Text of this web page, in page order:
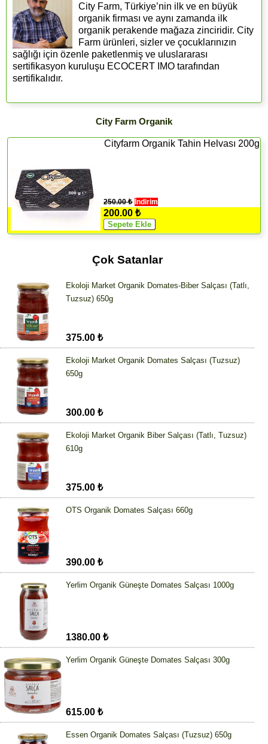
City Farm, Türkiye’nin ilk ve en büyük
organik firması ve aynı zamanda ilk
organik perakende mağaza zinciridir. City
Farm ürünleri, sizler ve çocuklarınızın
sağlığı için özenle paketlenmiş ve uluslararası
sertifikasyon kuruluşu ECOCERT IMO tarafından
sertifikalıdır.
City Farm Organik
Cityfarm Organik Tahin Helvası 200g
250.00 ₺ İndirim
200.00 ₺
Çok Satanlar
Ekoloji Market Organik Domates-Biber Salçası (Tatlı,
Tuzsuz) 650g
375.00 ₺
Ekoloji Market Organik Domates Salçası (Tuzsuz)
650g
300.00 ₺
Ekoloji Market Organik Biber Salçası (Tatlı, Tuzsuz)
610g
375.00 ₺
OTS Organik Domates Salçası 660g
390.00 ₺
Yerlim Organik Güneşte Domates Salçası 1000g
1380.00 ₺
Yerlim Organik Güneşte Domates Salçası 300g
615.00 ₺
Essen Organik Domates Salçası (Tuzsuz) 650g